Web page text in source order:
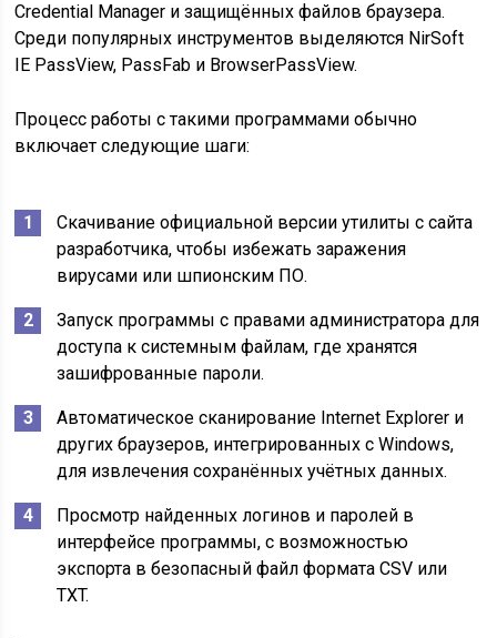
Credential Manager и защищённых файлов браузера.
Среди популярных инструментов выделяются NirSoft
IE PassView, PassFab и BrowserPassView.
Процесс работы с такими программами обычно
включает следующие шаги:
Скачивание официальной версии утилиты с сайта
разработчика, чтобы избежать заражения
вирусами или шпионским ПО.
Запуск программы с правами администратора для
доступа к системным файлам, где хранятся
зашифрованные пароли.
Автоматическое сканирование Internet Explorer и
других браузеров, интегрированных с Windows,
для извлечения сохранённых учётных данных.
Просмотр найденных логинов и паролей в
интерфейсе программы, с возможностью
экспорта в безопасный файл формата CSV или
TXT.